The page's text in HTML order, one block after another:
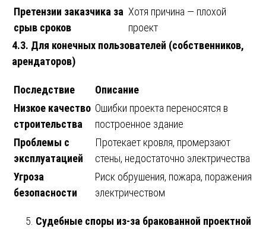
Претензии заказчика за
срыв сроков
Хотя причина — плохой
проект
4.3. Для конечных пользователей (собственников,
арендаторов)
Последствие
Описание
Низкое качество
строительства
Ошибки проекта переносятся в
построенное здание
Проблемы с
эксплуатацией
Протекает кровля, промерзают
стены, недостаточно электричества
Угроза
безопасности
Риск обрушения, пожара, поражения
электричеством
Судебные споры из-за бракованной проектной